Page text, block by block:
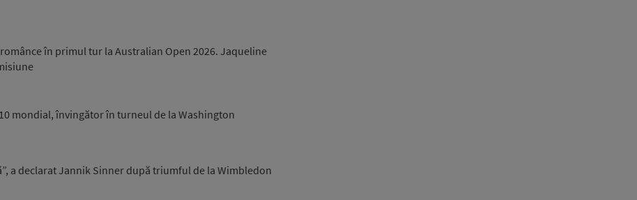
în primul tur la Australian Open 2026. Jaqueline
mondial, învingător în turneul de la Washington
a declarat Jannik Sinner după triumful de la Wimbledon